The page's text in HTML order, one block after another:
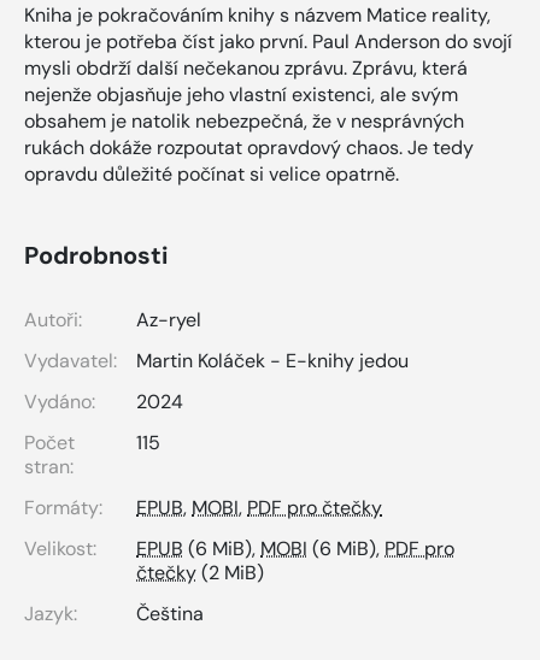
Kniha je pokračováním knihy s názvem Matice reality,
kterou je potřeba číst jako první. Paul Anderson do svojí
mysli obdrží další nečekanou zprávu. Zprávu, která
nejenže objasňuje jeho vlastní existenci, ale svým
obsahem je natolik nebezpečná, že v nesprávných
rukách dokáže rozpoutat opravdový chaos. Je tedy
opravdu důležité počínat si velice opatrně.
Podrobnosti
Autoři:
Az-ryel
Vydavatel:
Martin Koláček - E-knihy jedou
Vydáno:
2024
Počet
stran:
115
Formáty: EPUB, MOBI, PDF pro čtečky
Velikost:
EPUB (6 MiB), MOBI (6 MiB), PDF pro
čtečky(2 MiB)
Jazyk:
Čeština